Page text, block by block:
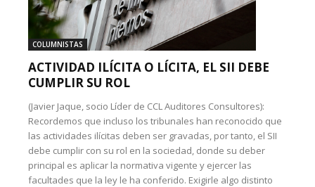
COLUMNISTAS
ACTIVIDAD ILÍCITA O LÍCITA, EL SII DEBE
CUMPLIR SU ROL
(Javier Jaque, socio Líder de CCL Auditores Consultores):
Recordemos que incluso los tribunales han reconocido que
las actividades ilícitas deben ser gravadas, por tanto, el SII
debe cumplir con su rol en la sociedad, donde su deber
principal es aplicar la normativa vigente y ejercer las
facultades que la ley le ha conferido. Exigirle algo distinto